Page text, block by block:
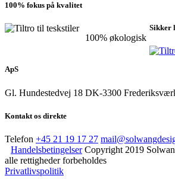
100% fokus på kvalitet
100% økologisk
Sikker
ApS
Gl. Hundestedvej 18 DK-3300
Kontakt os direkte
Telefon +45 21 19 17 27
Handelsbetingelser Copyright 2019
alle rettigheder forbeholdes
Privatlivspolitik